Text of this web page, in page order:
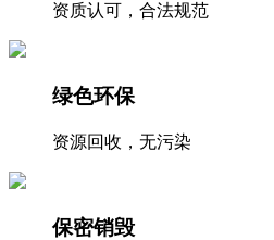
资质认可，合法规范
绿色环保
资源回收，无污染
保密销毁